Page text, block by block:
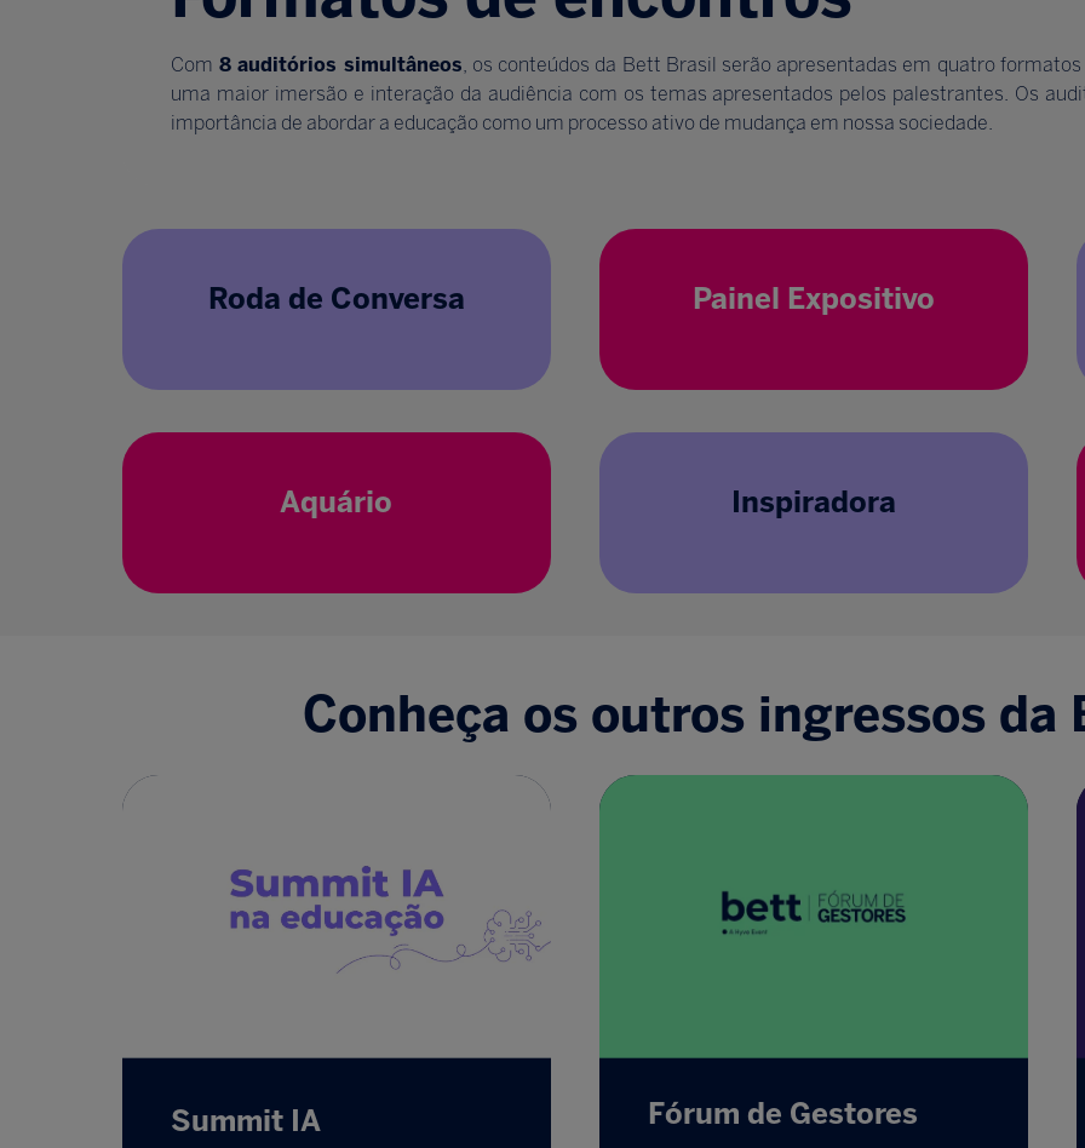
Com 8 auditórios simultâneos, os conteúdos da Bett Brasil serão apresentadas em quatro
uma maior imersão e interação da audiência com os temas apresentados pelos palestrantes. Os
importância de abordar a educação como um processo ativo de mudança em nossa sociedade.
Roda de Conversa Painel Expositivo
Aquário Inspiradora
Conheça os outros ingressos da
Summit IA Fórum de Gestores